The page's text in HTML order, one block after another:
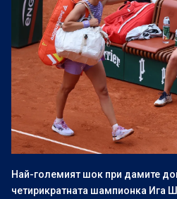
Най-големият шок при дамите
четирикратната шампионка Ига